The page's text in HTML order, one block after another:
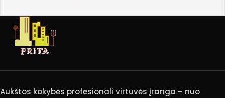
Aukštos kokybės profesionali virtuvės įranga – nuo